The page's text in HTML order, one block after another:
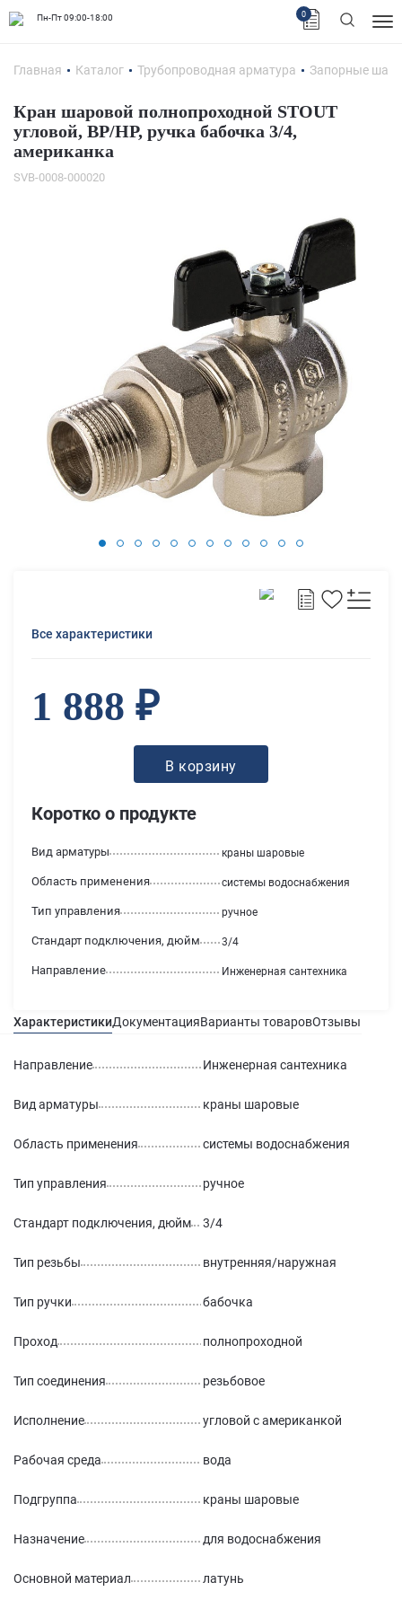
Пн-Пт 09:00-18:00 0
Главная Каталог Трубопроводная арматура Запорные
Кран шаровой полнопроходной STOUT
угловой, ВР/НР, ручка бабочка 3/4,
американка
SVB-0008-000020
Коротко о продукте
Направление Инженерная сантехника
Вид арматуры краны шаровые
Область применения системы водоснабжения
Тип управления ручное
Стандарт подключения, дюйм 3/4
Все характеристики
1 888 ₽
В корзину
ХарактеристикиДокументацияВарианты товаровОтзывы
Направление Инженерная сантехника
Вид арматуры краны шаровые
Область применения системы водоснабжения
Тип управления ручное
Стандарт подключения, дюйм 3/4
Тип резьбы внутренняя/наружная
Тип ручки бабочка
Проход полнопроходной
Тип соединения резьбовое
Исполнение угловой с американкой
Рабочая среда вода
Подгруппа краны шаровые
Назначение для водоснабжения
Основной материал латунь